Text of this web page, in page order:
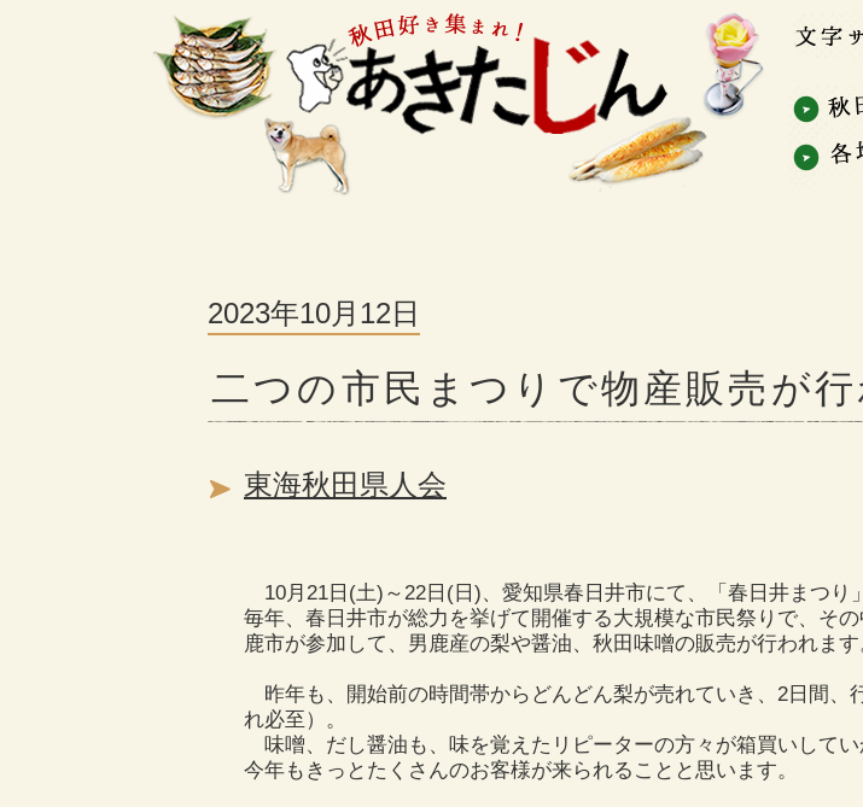
2023年10月12日
二つの市民まつりで物産販売が行
東海秋田県人会
10月21日(土)～22日(日)、愛知県春日井市にて、「春日井まつり
毎年、春日井市が総力を挙げて開催する大規模な市民祭りで、そ
鹿市が参加して、男鹿産の梨や醤油、秋田味噌の販売が行われます
昨年も、開始前の時間帯からどんどん梨が売れていき、2日間、
れ必至）。
味噌、だし醤油も、味を覚えたリピーターの方々が箱買いしてい
今年もきっとたくさんのお客様が来られることと思います。